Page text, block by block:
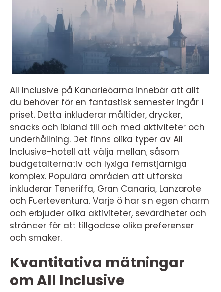
All Inclusive på Kanarieöarna innebär att allt
du behöver för en fantastisk semester ingår i
priset. Detta inkluderar måltider, drycker,
snacks och ibland till och med aktiviteter och
underhållning. Det finns olika typer av All
Inclusive-hotell att välja mellan, såsom
budgetalternativ och lyxiga femstjärniga
komplex. Populära områden att utforska
inkluderar Teneriffa, Gran Canaria, Lanzarote
och Fuerteventura. Varje ö har sin egen charm
och erbjuder olika aktiviteter, sevärdheter och
stränder för att tillgodose olika preferenser
och smaker.
Kvantitativa mätningar
om All Inclusive